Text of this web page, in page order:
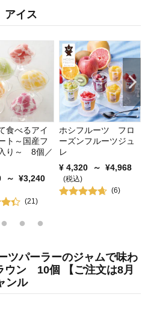
アイス
食べるアイ
ト～国産フ
り～ 8個／
～ ¥3,240
(21)
ホシフルーツ フロ
ーズンフルーツジュ
レ
¥ 4,320 ～ ¥4,968
(税込)
(6)
ツパーラーのジャムで味わ
ン 10個 【ご注文は8月
ンル